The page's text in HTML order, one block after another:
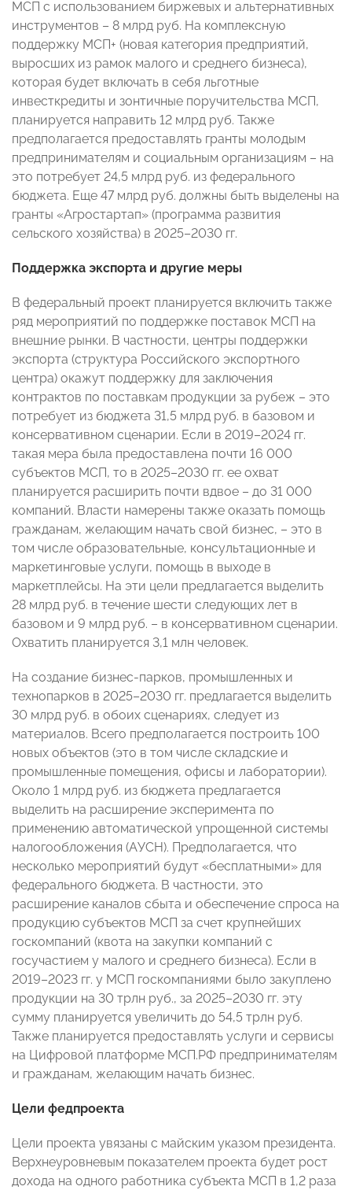
МСП с использованием биржевых и альтернативных
инструментов – 8 млрд руб. На комплексную
поддержку МСП+ (новая категория предприятий,
выросших из рамок малого и среднего бизнеса),
которая будет включать в себя льготные
инвесткредиты и зонтичные поручительства МСП,
планируется направить 12 млрд руб. Также
предполагается предоставлять гранты молодым
предпринимателям и социальным организациям – на
это потребует 24,5 млрд руб. из федерального
бюджета. Еще 47 млрд руб. должны быть выделены на
гранты «Агростартап» (программа развития
сельского хозяйства) в 2025–2030 гг.
Поддержка экспорта и другие меры
В федеральный проект планируется включить также
ряд мероприятий по поддержке поставок МСП на
внешние рынки. В частности, центры поддержки
экспорта (структура Российского экспортного
центра) окажут поддержку для заключения
контрактов по поставкам продукции за рубеж – это
потребует из бюджета 31,5 млрд руб. в базовом и
консервативном сценарии. Если в 2019–2024 гг.
такая мера была предоставлена почти 16 000
субъектов МСП, то в 2025–2030 гг. ее охват
планируется расширить почти вдвое – до 31 000
компаний. Власти намерены также оказать помощь
гражданам, желающим начать свой бизнес, – это в
том числе образовательные, консультационные и
маркетинговые услуги, помощь в выходе в
маркетплейсы. На эти цели предлагается выделить
28 млрд руб. в течение шести следующих лет в
базовом и 9 млрд руб. – в консервативном сценарии.
Охватить планируется 3,1 млн человек.
На создание бизнес-парков, промышленных и
технопарков в 2025–2030 гг. предлагается выделить
30 млрд руб. в обоих сценариях, следует из
материалов. Всего предполагается построить 100
новых объектов (это в том числе складские и
промышленные помещения, офисы и лаборатории).
Около 1 млрд руб. из бюджета предлагается
выделить на расширение эксперимента по
применению автоматической упрощенной системы
налогообложения (АУСН). Предполагается, что
несколько мероприятий будут «бесплатными» для
федерального бюджета. В частности, это
расширение каналов сбыта и обеспечение спроса на
продукцию субъектов МСП за счет крупнейших
госкомпаний (квота на закупки компаний с
госучастием у малого и среднего бизнеса). Если в
2019–2023 гг. у МСП госкомпаниями было закуплено
продукции на 30 трлн руб., за 2025–2030 гг. эту
сумму планируется увеличить до 54,5 трлн руб.
Также планируется предоставлять услуги и сервисы
на Цифровой платформе МСП.РФ предпринимателям
и гражданам, желающим начать бизнес.
Цели федпроекта
Цели проекта увязаны с майским указом президента.
Верхнеуровневым показателем проекта будет рост
дохода на одного работника субъекта МСП в 1,2 раза